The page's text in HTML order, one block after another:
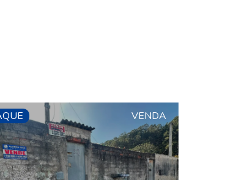
VENDA